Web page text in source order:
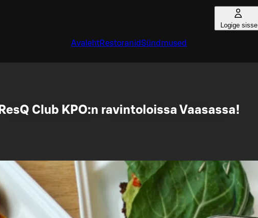
Logige sisse
AvalehtRestoranidSündmused
ResQ Club KPO:n ravintoloissa Vaasassa!